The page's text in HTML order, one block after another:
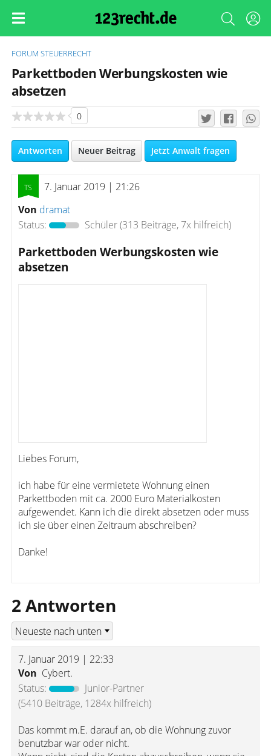
FORUM STEUERRECHT
Parkettboden Werbungskosten wie
absetzen
0
Antworten Neuer Beitrag Jetzt Anwalt fragen
7. Januar 2019 | 21:26
Von dramat
Status:
Schüler(313 Beiträge, 7x hilfreich)
Parkettboden Werbungskosten wie
absetzen
Liebes Forum,
ich habe für eine vermietete Wohnung einen
Parkettboden mit ca. 2000 Euro Materialkosten
aufgewendet. Kann ich die direkt absetzen oder muss
ich sie über einen Zeitraum abschreiben?
Danke!
2 Antworten
7. Januar 2019 | 22:33
Von Cybert.
Status:
Junior-Partner
(5410 Beiträge, 1284x hilfreich)
Das kommt m.E. darauf an, ob die Wohnung zuvor
benutzbar war oder nicht.